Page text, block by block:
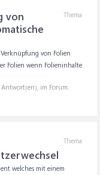
Thema
von
von Folien
Folien wenn Folieninhalte
Antwort(en), im Forum:
Thema
welches mit einem